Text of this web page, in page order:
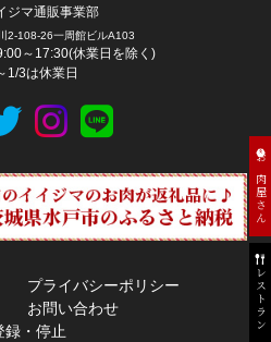
お肉屋さん
レストラン
ジマ通販事業部
2-108-26一周館ビルA103
～17:30(休業日を除く)
1/3は休業日
プライバシーポリシー
お問い合わせ
録・停止